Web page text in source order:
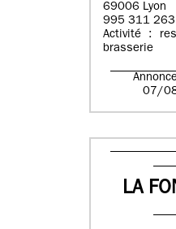
69006 Lyon
995 311 263
Activité :
brasserie
07/
LA